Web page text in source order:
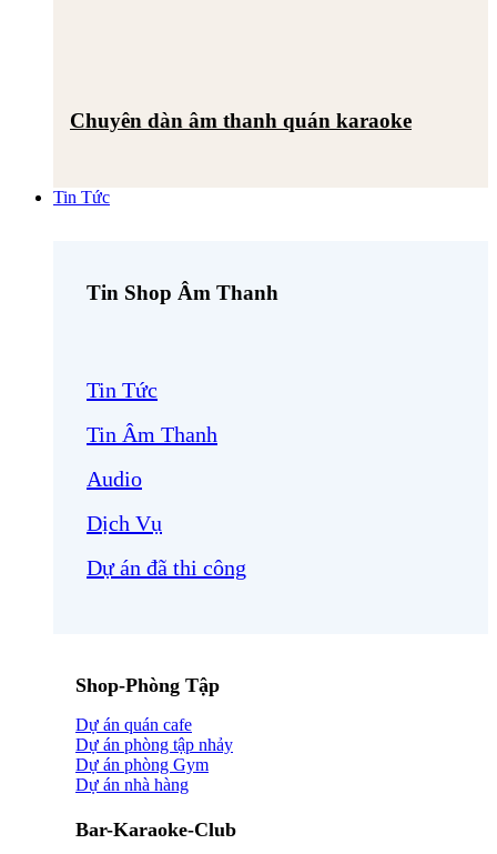
Chuyên dàn âm thanh quán karaoke
Tin Tức
Tin Shop Âm Thanh
Tin Tức
Tin Âm Thanh
Audio
Dịch Vụ
Dự án đã thi công
Shop-Phòng Tập
Dự án quán cafe
Dự án phòng tập nhảy
Dự án phòng Gym
Dự án nhà hàng
Bar-Karaoke-Club